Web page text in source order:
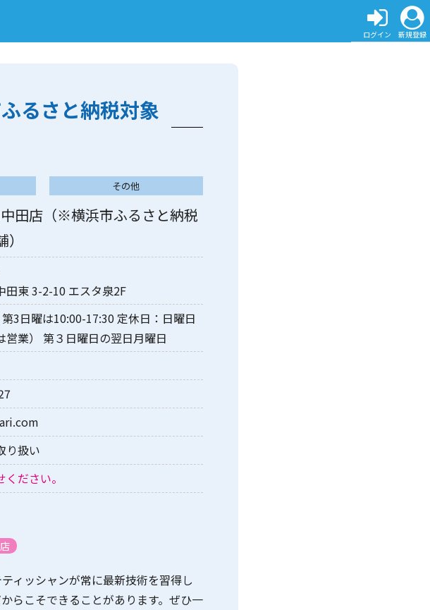
ログイン 新規登録
るさと納税対象
その他
田店（※横浜市ふるさと納税
田東 3-2-10 エスタ泉2F
3日曜は10:00-17:30 定休日：日曜日
営業） 第３日曜日の翌日月曜日
り扱い
ださい。
ィッシャンが常に最新技術を習得し
らこそできることがあります。ぜひ一